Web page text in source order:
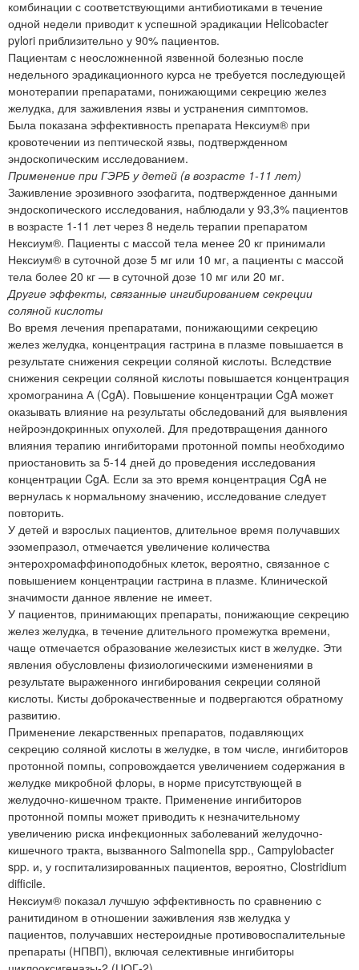
комбинации с соответствующими антибиотиками в течение
одной недели приводит к успешной эрадикации Helicobacter
pylori приблизительно у 90% пациентов.
Пациентам с неосложненной язвенной болезнью после
недельного эрадикационного курса не требуется последующей
монотерапии препаратами, понижающими секрецию желез
желудка, для заживления язвы и устранения симптомов.
Была показана эффективность препарата Нексиум® при
кровотечении из пептической язвы, подтвержденном
эндоскопическим исследованием.
Применение при ГЭРБ у детей (в возрасте 1-11 лет)
Заживление эрозивного эзофагита, подтвержденное данными
эндоскопического исследования, наблюдали у 93,3% пациентов
в возрасте 1-11 лет через 8 недель терапии препаратом
Нексиум®. Пациенты с массой тела менее 20 кг принимали
Нексиум® в суточной дозе 5 мг или 10 мг, а пациенты с массой
тела более 20 кг — в суточной дозе 10 мг или 20 мг.
Другие эффекты, связанные ингибированием секреции
соляной кислоты
Во время лечения препаратами, понижающими секрецию
желез желудка, концентрация гастрина в плазме повышается в
результате снижения секреции соляной кислоты. Вследствие
снижения секреции соляной кислоты повышается концентрация
хромогранина А (CgA). Повышение концентрации CgA может
оказывать влияние на результаты обследований для выявления
нейроэндокринных опухолей. Для предотвращения данного
влияния терапию ингибиторами протонной помпы необходимо
приостановить за 5-14 дней до проведения исследования
концентрации CgA. Если за это время концентрация CgA не
вернулась к нормальному значению, исследование следует
повторить.
У детей и взрослых пациентов, длительное время получавших
эзомепразол, отмечается увеличение количества
энтерохромаффиноподобных клеток, вероятно, связанное с
повышением концентрации гастрина в плазме. Клинической
значимости данное явление не имеет.
У пациентов, принимающих препараты, понижающие секрецию
желез желудка, в течение длительного промежутка времени,
чаще отмечается образование железистых кист в желудке. Эти
явления обусловлены физиологическими изменениями в
результате выраженного ингибирования секреции соляной
кислоты. Кисты доброкачественные и подвергаются обратному
развитию.
Применение лекарственных препаратов, подавляющих
секрецию соляной кислоты в желудке, в том числе, ингибиторов
протонной помпы, сопровождается увеличением содержания в
желудке микробной флоры, в норме присутствующей в
желудочно-кишечном тракте. Применение ингибиторов
протонной помпы может приводить к незначительному
увеличению риска инфекционных заболеваний желудочно-
кишечного тракта, вызванного Salmonella spp., Campylobacter
spp. и, у госпитализированных пациентов, вероятно, Clostridium
difficile.
Нексиум® показал лучшую эффективность по сравнению с
ранитидином в отношении заживления язв желудка у
пациентов, получавших нестероидные противовоспалительные
препараты (НПВП), включая селективные ингибиторы